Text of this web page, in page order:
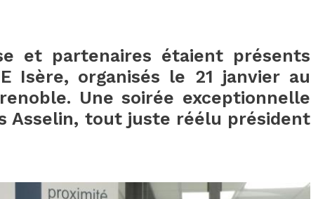
et partenaires étaient présents
Isère, organisés le 21 janvier au
Une soirée exceptionnelle
Asselin, tout juste réélu président